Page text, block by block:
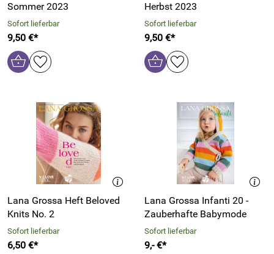
Sommer 2023
Sofort lieferbar
9,50 €*
Herbst 2023
Sofort lieferbar
9,50 €*
Lana Grossa Heft Beloved
Knits No. 2
Sofort lieferbar
6,50 €*
Lana Grossa Infanti 20 -
Zauberhafte Babymode
Sofort lieferbar
9,- €*